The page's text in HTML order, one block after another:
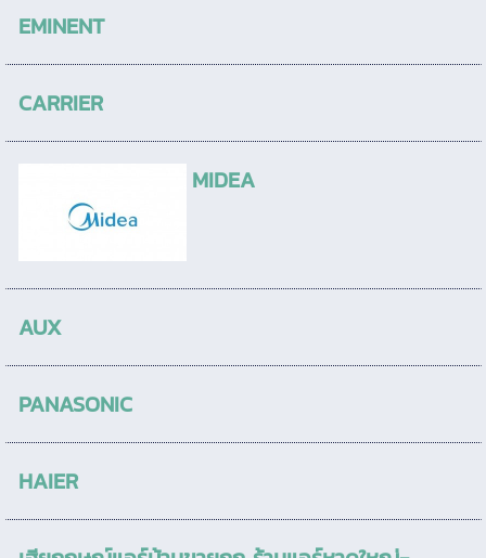
EMINENT
CARRIER
MIDEA
AUX
PANASONIC
HAIER